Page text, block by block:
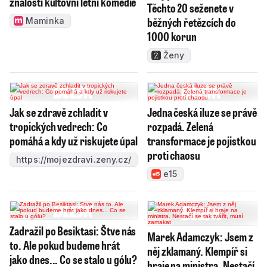
Maminka
Těchto 20 seženete v
běžných řetězcích do
1000 korun
Ženy
Jak se zdravě zchladit v
tropických vedrech: Co
pomáhá a kdy už riskujete úpal
https://mojezdravi.zeny.cz/
Jedna česká iluze se právě
rozpadá. Zelená
transformace je pojistkou
proti chaosu
e15
Zadražil po Besiktasi: Štve nás
to. Ale pokud budeme hrát
jako dnes... Co se stalo u gólu?
Marek Adamczyk: Jsem z
něj zklamaný. Klempíř si